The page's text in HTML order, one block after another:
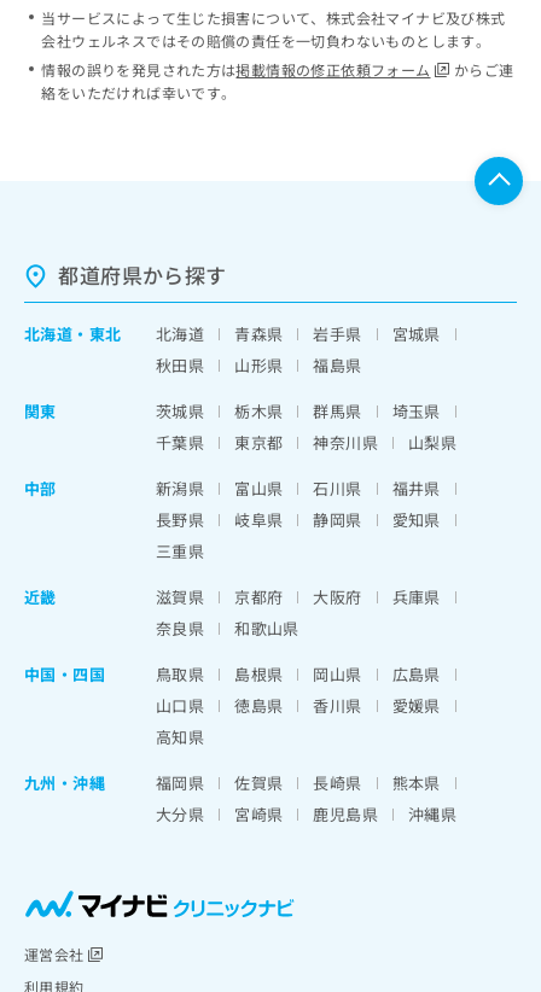
当サービスによって生じた損害について、株式会社マイナビ及び株式
会社ウェルネスではその賠償の責任を一切負わないものとします。
情報の誤りを発見された方は掲載情報の修正依頼フォーム
からご連
絡をいただければ幸いです。
都道府県から探す
北海道 ・ 東北 北海道 青森県 岩手県
宮城県
秋田県
山形県
福島県
関東
茨城県 栃木県 群馬県
埼玉県
千葉県
東京都 神奈川県
山梨県
中部
新潟県 富山県 石川県
福井県
長野県
岐阜県 静岡県
愛知県
三重県
近畿
滋賀県 京都府 大阪府
兵庫県
奈良県
和歌山県
中国・四国
鳥取県 島根県 岡山県
広島県
山口県
徳島県 香川県
愛媛県
高知県
九州・沖縄
福岡県 佐賀県 長崎県
熊本県
大分県
宮崎県 鹿児島県 沖縄県
運営会社
利用規約